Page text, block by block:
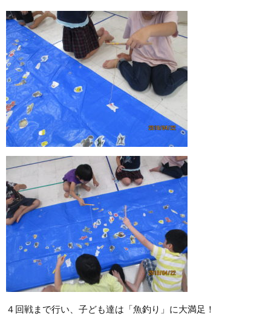
４回戦まで行い、子ども達は「魚釣り」に大満足！